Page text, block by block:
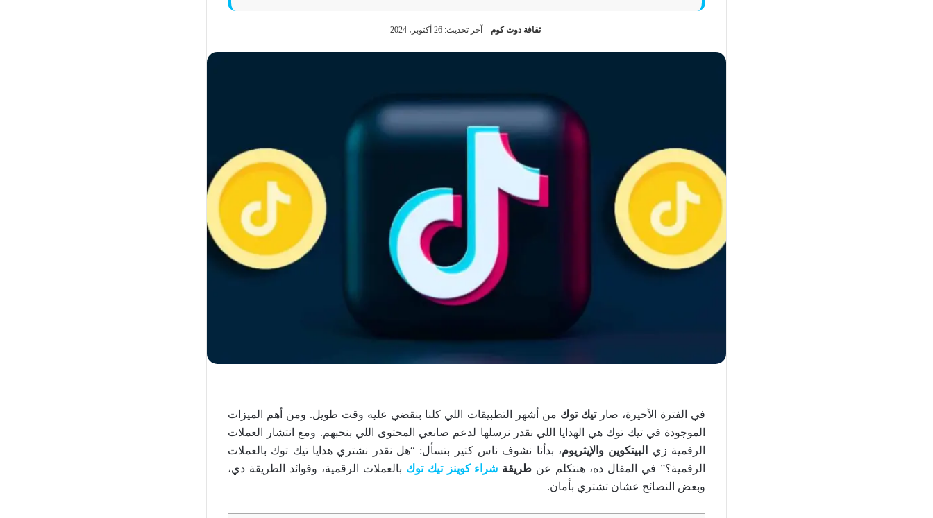
ثقافة دوت كوم آخر تحديث: 26 أكتوبر، 2024
في الفترة الأخيرة، صارتيك توك من أشهر التطبيقات اللي كلنا بنقضي عليه وقت طويل. ومن أهم الميزات
الموجودة في تيك توك هي الهدايا اللي نقدر نرسلها لدعم صانعي المحتوى اللي بنحبهم. ومع انتشار العملات
الرقمية زي
البيتكوين والإيثريوم، بدأنا نشوف ناس كتير بتسأل: “هل نقدر نشتري هدايا تيك توك بالعملات
الرقمية؟” في المقال ده، هنتكلم عن طريقة شراء كوينز تيك توك بالعملات الرقمية، وفوائد الطريقة دي،
وبعض النصائح عشان تشتري بأمان.